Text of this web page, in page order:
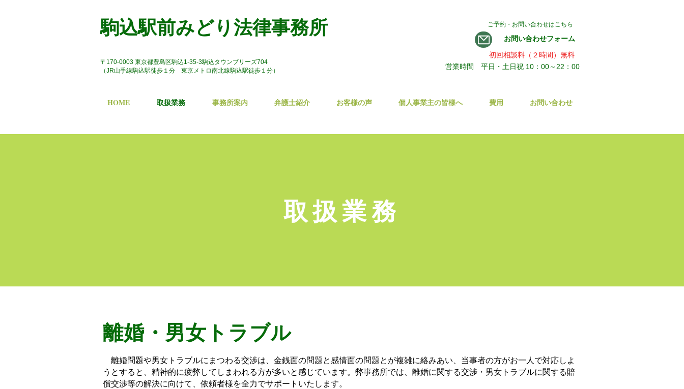
駒込駅前みどり法律事務所
​〒170-0003 東京都豊島区駒込1-35-3駒込タウンブリーズ704
​（JR山手線駒込駅徒歩１分 東京メトロ南北線駒込駅徒歩１分）
​ ご予約・お問い合わせはこちら
​お問い合わせフォーム
​初回相談料（２時間）無料
営業時間 平日・土日祝 10：00～22：00
HOME 取扱業務 事務所案内 弁護士紹介 お客様の声 個人事業主の皆様へ 費用 お問い合わせ
取扱業務
離婚・男女トラブル
離婚問題や男女トラブルにまつわる交渉は、金銭面の問題と感情面の問題とが複雑に絡みあい、当事者の方がお一人で対応しよ
うとすると、精神的に疲弊してしまわれる方が多いと感じています。弊事務所では、離婚に関する交渉・男女トラブルに関する賠
償交渉等の解決に向けて、依頼者様を全力でサポートいたします。